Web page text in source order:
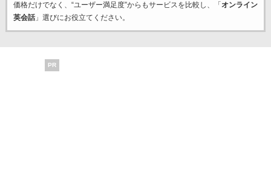
価格だけでなく、“ユーザー満足度”からもサービスを比較し、「 オンライン
英会話」選びにお役立てください。
PR